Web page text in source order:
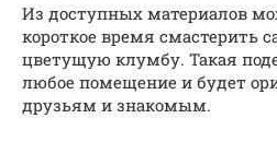
Из доступных материалов
короткое время смастерить
цветущую клумбу. Такая
любое помещение и будет
друзьям и знакомым.